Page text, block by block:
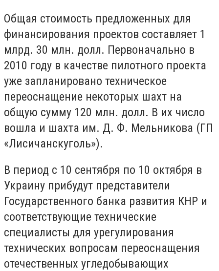
Общая стоимость предложенных для
финансирования проектов составляет 1
млрд. 30 млн. долл. Первоначально в
2010 году в качестве пилотного проекта
уже запланировано техническое
переоснащение некоторых шахт на
общую сумму 120 млн. долл. В их число
вошла и шахта им. Д. Ф. Мельникова (ГП
«Лисичанскуголь»).
В период с 10 сентября по 10 октября в
Украину прибудут представители
Государственного банка развития КНР и
соответствующие технические
специалисты для урегулирования
технических вопросам переоснащения
отечественных угледобывающих